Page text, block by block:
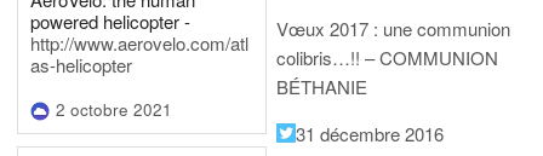
powered helicopter -
http://www.aerovelo.com/atl
as-helicopter
2 octobre 2021
Vœux 2017 : une communion
colibris…!! – COMMUNION
BÉTHANIE
31 décembre 2016